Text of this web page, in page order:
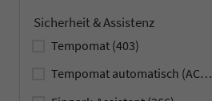
Sicherheit & Assistenz
Tempomat (403)
Tempomat automatisch (ACC)